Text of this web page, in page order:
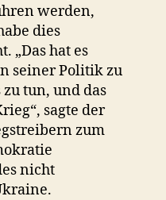
werden,
dies
„Das hat es
seiner Politik zu
tun, und das
sagte der
zum
nicht